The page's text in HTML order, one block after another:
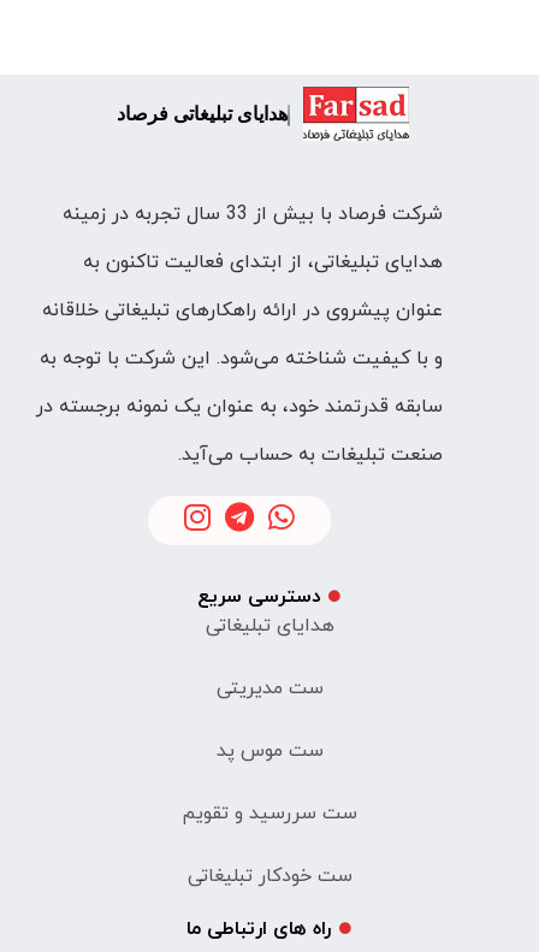
هدایای تبلیغاتی فرصاد
شرکت فرصاد با بیش از 33 سال تجربه در زمینه
هدایای تبلیغاتی، از ابتدای فعالیت تاکنون به
عنوان پیشروی در ارائه راهکارهای تبلیغاتی خلاقانه
و با کیفیت شناخته می‌شود. این شرکت با توجه به
سابقه قدرتمند خود، به عنوان یک نمونه برجسته در
صنعت تبلیغات به حساب می‌آید.
دسترسی سریع
هدایای تبلیغاتی
ست مدیریتی
ست موس پد
ست سررسید و تقویم
ست خودکار تبلیغاتی
راه های ارتباطی ما